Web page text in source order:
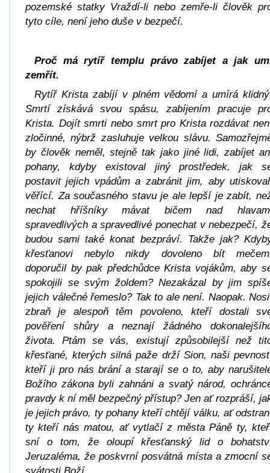
pozemské statky Vraždí-li nebo zemře-li člověk
tyto cíle, není jeho duše v bezpečí.
Proč má rytíř templu právo zabíjet a jak
zemřít.
Rytíř Krista zabíjí v plném vědomí a umírá
Smrtí získává svou spásu, zabíjením pracuje
Krista. Dojít smrti nebo smrt pro Krista rozdávat
zločinné, nýbrž zasluhuje velkou slávu.
by člověk neměl, stejně tak jako jiné lidi, zabíjet
pohany, kdyby existoval jiný prostředek, jak
postavit jejich vpádům a zabránit jim, aby
věřící. Za současného stavu je ale lepší je zabít,
nechat hříšníky mávat bičem nad
spravedlivých a spravedlivé ponechat v nebezpečí,
budou sami také konat bezpráví. Takže jak?
křesťanovi nebylo nikdy dovoleno bít
doporučil by pak předchůdce Krista vojákům, aby
spokojili se svým žoldem? Nezakázal by jim
jejich válečné řemeslo? Tak to ale není. Naopak.
zbraň je alespoň těm povoleno, kteří dostali
pověření shůry a neznají žádného
života. Ptám se vás, existují způsobilejší než
křesťané, kterých silná paže drží Sion, naši
kteří ji pro nás brání a starají se o to, aby
Božího zákona byli zahnáni a svatý národ,
pravdy k ní měl bezpečný přístup? Jen ať rozpráší,
je jejich právo, ty pohany kteří chtějí válku, ať
ty kteří nás matou, ať vytlačí z města Páně ty,
sní o tom, že oloupí křesťanský lid o
Jeruzaléma, že poskvrní posvátná místa a zmocní
svátosti Boží.